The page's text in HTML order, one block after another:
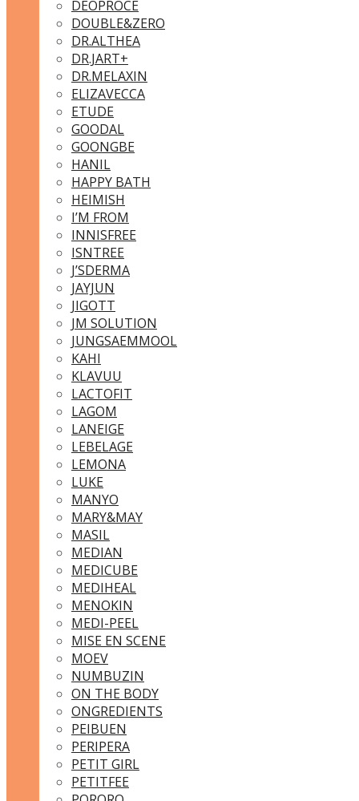
DEOPROCE
DOUBLE&ZERO
DR.ALTHEA
DR.JART+
DR.MELAXIN
ELIZAVECCA
ETUDE
GOODAL
GOONGBE
HANIL
HAPPY BATH
HEIMISH
I’M FROM
INNISFREE
ISNTREE
J’SDERMA
JAYJUN
JIGOTT
JM SOLUTION
JUNGSAEMMOOL
KAHI
KLAVUU
LACTOFIT
LAGOM
LANEIGE
LEBELAGE
LEMONA
LUKE
MANYO
MARY&MAY
MASIL
MEDIAN
MEDICUBE
MEDIHEAL
MENOKIN
MEDI-PEEL
MISE EN SCENE
MOEV
NUMBUZIN
ON THE BODY
ONGREDIENTS
PEIBUEN
PERIPERA
PETIT GIRL
PETITFEE